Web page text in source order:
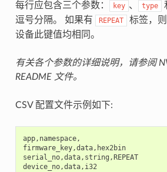
每行应包含三个参数： key 、 type
逗号分隔。 如果有
REPEAT
标签，
设备此键值均相同。
有关各个参数的详细说明，请参阅
README 文件。
CSV 配置文件示例如下:
app, namespace,
firmware_key,data, hex2bin
serial_no,data, string , REPEAT
device_no,data, i32